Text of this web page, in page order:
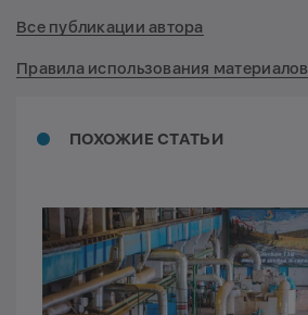
ПОХОЖИЕ СТАТЬИ
Все публикации автора
Правила использования материалов